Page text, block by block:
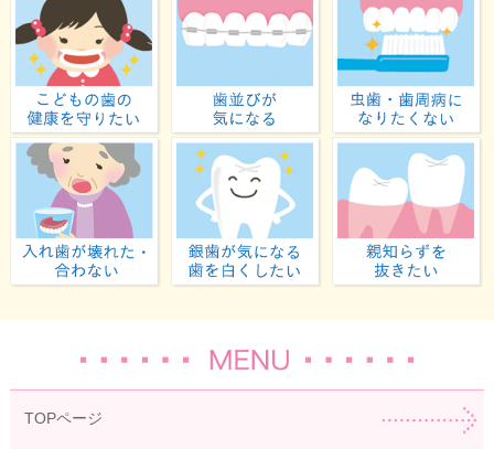
子どもの歯の健康を守りたい歯並びが気になる
入れ歯が壊れた・合わない虫歯が気になる・歯を
TOPページ